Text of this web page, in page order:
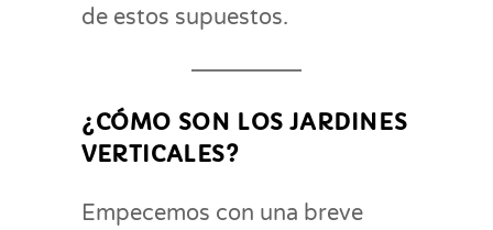
de estos supuestos.
¿CÓMO SON LOS JARDINES
VERTICALES?
Empecemos con una breve